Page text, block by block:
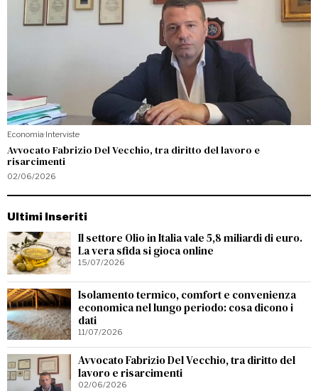
Economia·Interviste
Avvocato Fabrizio Del Vecchio, tra diritto del lavoro e
risarcimenti
02/06/2026
Ultimi Inseriti
Il settore Olio in Italia vale 5,8 miliardi di euro.
La vera sfida si gioca online
15/07/2026
Isolamento termico, comfort e convenienza
economica nel lungo periodo: cosa dicono i
dati
11/07/2026
Avvocato Fabrizio Del Vecchio, tra diritto del
lavoro e risarcimenti
02/06/2026